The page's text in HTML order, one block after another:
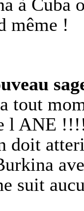
à Cuba
même !
tout
l ANE
doit
suit